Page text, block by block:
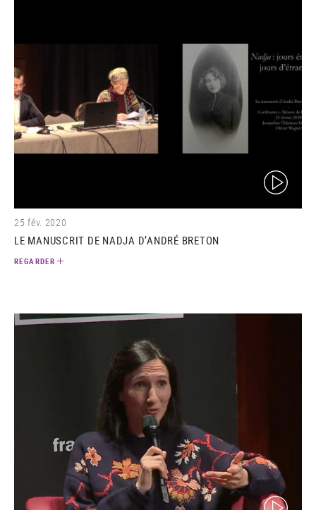
(video)
25 fév. 2020
LE MANUSCRIT DE NADJA D’ANDRÉ BRETON
REGARDER
(video)